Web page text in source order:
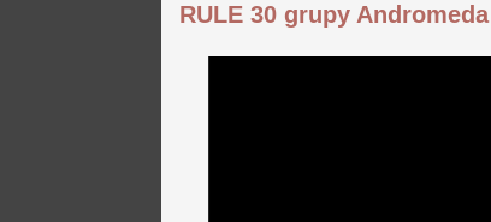
RULE 30 grupy Andromeda